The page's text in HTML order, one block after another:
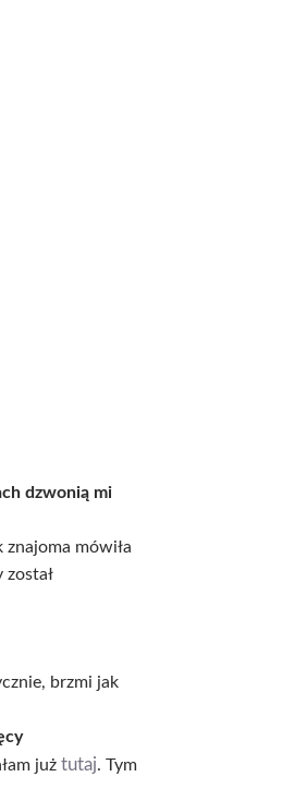
dzwonią mi
mówiła
brzmi jak
już tutaj. Tym